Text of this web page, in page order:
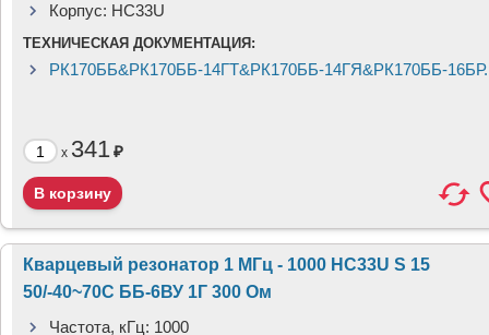
Корпус: HC33U
ТЕХНИЧЕСКАЯ ДОКУМЕНТАЦИЯ:
РК170ББ&РК170ББ-14ГТ&РК170ББ-14ГЯ&РК170ББ-
x 341₽
Кварцевый резонатор 1 МГц - 1000 HC33U S 15
50/-40~70C ББ-6ВУ 1Г 300 Ом
Частота, кГц: 1000